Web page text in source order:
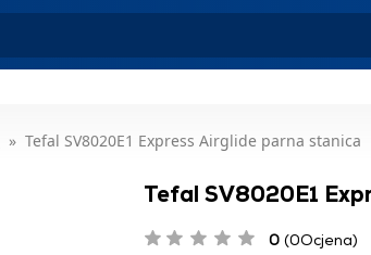
Tefal SV8020E1 Express Airglide parna stanica
Tefal SV8020E1
0 (0Ocjena)